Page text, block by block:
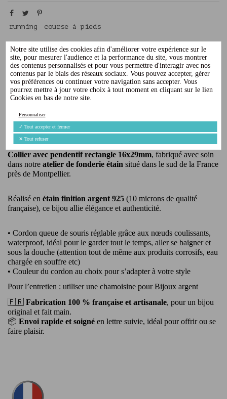
running course à pieds
Description
Détails du produit
Avis(0)
Pour les passionnés de sport, découvrez nos créations
artisanales✨
Collier avec pendentif rectangle 16x29mm, fabriqué avec soin
dans notre atelier de fonderie étain situé dans le sud de la France
près de Montpellier.
Réalisé en étain finition argent 925 (10 microns de qualité
française), ce bijou allie élégance et authenticité.
• Cordon queue de souris réglable grâce aux nœuds coulissants,
waterproof, idéal pour le garder tout le temps, aller se baigner et
sous la douche (attention tout de même aux produits corrosifs, eau
chargée en souffre etc)
• Couleur du cordon au choix pour s’adapter à votre style
Pour l’entretien : utiliser une chamoisine pour Bijoux argent
🇫🇷 Fabrication 100 % française et artisanale, pour un bijou
original et fait main.
📦 Envoi rapide et soigné en lettre suivie, idéal pour offrir ou se
faire plaisir.
Notre site utilise des cookies afin d'améliorer votre expérience sur le
site, pour mesurer l'audience et la performance du site, vous montrer
des contenus personnalisés et pour vous permettre d'interagir avec nos
contenus par le biais des réseaux sociaux. Vous pouvez accepter, gérer
vos préférences ou continuer votre navigation sans accepter. Vous
pourrez mettre à jour votre choix à tout moment en cliquant sur le lien
Cookies en bas de notre site.
Personnaliser
✓ Tout accepter et fermer
✕ Tout refuser